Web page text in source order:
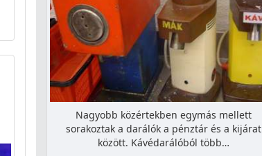
Nagyobb közértekben egymás mellett
sorakoztak a darálók a pénztár és a kijárat
között. Kávédarálóból több…